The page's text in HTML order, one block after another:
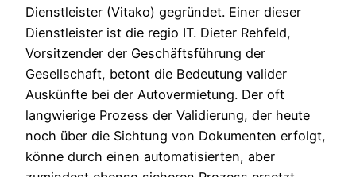
Dienstleister (Vitako) gegründet. Einer dieser
Dienstleister ist die regio IT. Dieter Rehfeld,
Vorsitzender der Geschäftsführung der
Gesellschaft, betont die Bedeutung valider
Auskünfte bei der Autovermietung. Der oft
langwierige Prozess der Validierung, der heute
noch über die Sichtung von Dokumenten erfolgt,
könne durch einen automatisierten, aber